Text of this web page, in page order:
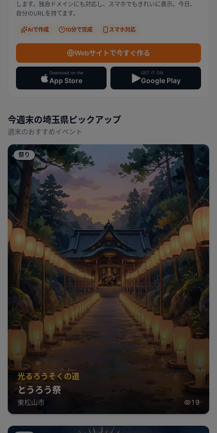
します。独自ドメインにも対応し、スマホでもきれいに表示。今日、
自分のURLを持てます。
AIで作成 10分で完成 スマホ対応
Webサイトで今すぐ作る
Download on the
App Store
GET IT ON
Google Play
今週末の埼玉県 ピックアップ
週末のおすすめイベント
祭り
光るろうそくの道
とうろう祭
東松山市 19